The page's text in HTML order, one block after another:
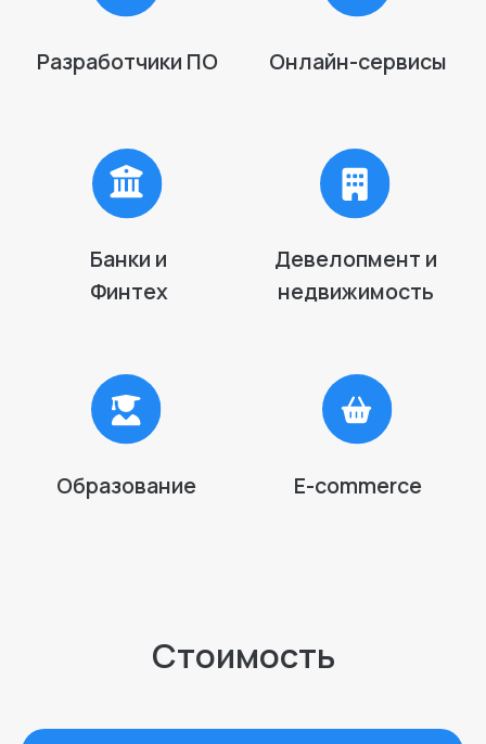
ИНН 7716986806
российский разработчик системы управления
устройствами Apple, 2023-2025
политикой обработки данных